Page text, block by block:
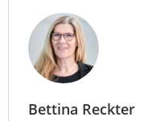
Bettina Reckter